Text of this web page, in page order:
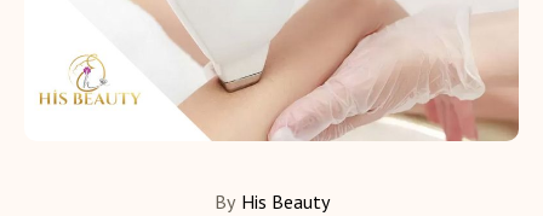
By His Beauty